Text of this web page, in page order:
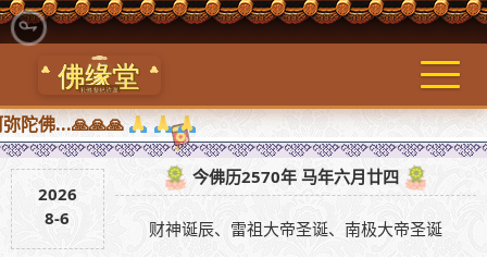
陀佛...🙏🙏🙏
2026
8-6
今佛历2570年 马年六月廿四
财神诞辰、雷祖大帝圣诞、南极大帝圣诞